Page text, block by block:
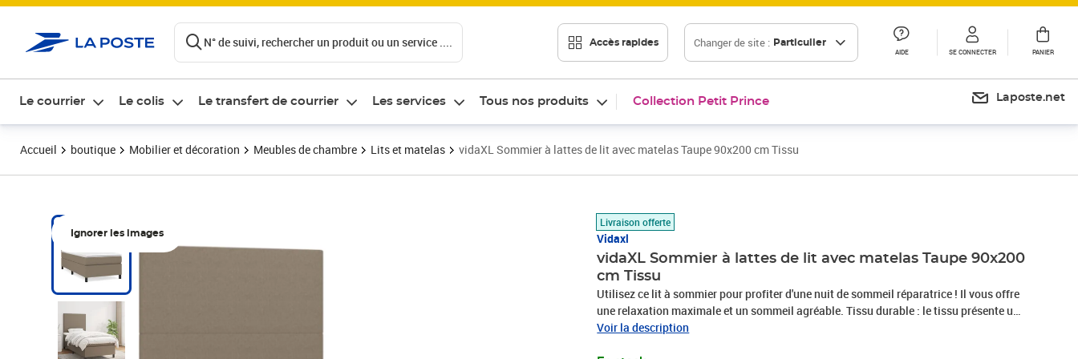
N° de suivi, rechercher un produit ou un service .... Accès rapides Changer de site : Particulier
AIDE SE CONNECTER PANIER
Le courrier Le colis Le transfert de courrier Les services Tous nos produits Collection Petit Prince Laposte.net
Accueil boutique Mobilier et décoration Meubles de chambre Lits et matelas vidaXL Sommier à lattes de lit avec matelas Taupe 90x200 cm Tissu
Ignorer les images
Livraison offerte
Vidaxl
vidaXL Sommier à lattes de lit avec matelas Taupe 90x200
cm Tissu
Utilisez ce lit à sommier pour profiter d'une nuit de sommeil réparatrice ! Il vous offre
une relaxation maximale et un sommeil agréable. Tissu durable : le tissu présente un
aspect simple et épuré, et il est respirant et durable.Tête de lit pratique : la tête de lit
Voir la description
Prix 418,05€